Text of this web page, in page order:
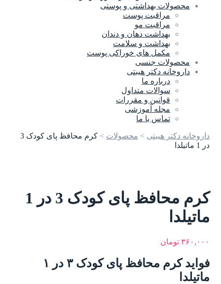
محصولات بهداشتی و پوستی
مراقبت پوست
مراقبت مو
بهداشت دهان و دندان
بهداشت و سلامت
مکمل های خوراکی پوست
محصولات جنسی
داروخانه دکتر هیبتی
درباره ما
سوالات متداول
قوانین و مقررات
مجله آموزشی
تماس با ما
داروخانه دکتر هیبتی > محصولات >
کرم محافظ پای کودک 3
در 1 ماتیلدا
کرم محافظ پای کودک 3 در 1
ماتیلدا
۳۶۰,۰۰۰ تومان
فواید کرم محافظ پای کودک ۳ در ۱
ماتیلدا